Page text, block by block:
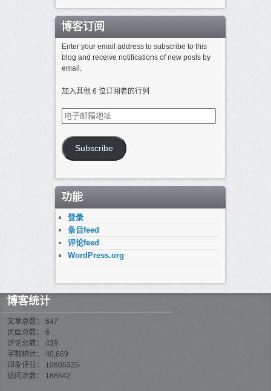
博客订阅
Enter your email address to subscribe to this
blog and receive notifications of new posts by
email.
加入其他 6 位订阅者的行列
电
子
箱
地
Subscribe
功能
登录
条目feed
评论feed
WordPress.org
博客统计
文章总数： 647
页面总数： 6
评论总数： 439
字数统计： 40,669
印象评分： 10805325
访问次数： 188642